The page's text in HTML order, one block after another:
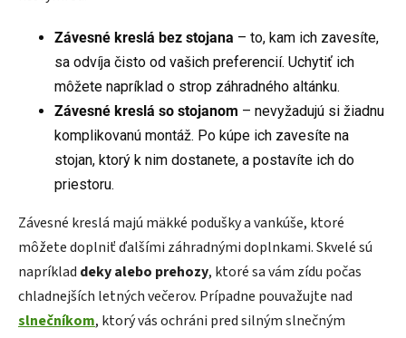
Závesné kreslá bez stojana – to, kam ich zavesíte,
sa odvíja čisto od vašich preferencií. Uchytiť ich
môžete napríklad o strop záhradného altánku.
Závesné kreslá so stojanom – nevyžadujú si žiadnu
komplikovanú montáž. Po kúpe ich zavesíte na
stojan, ktorý k nim dostanete, a postavíte ich do
priestoru.
Závesné kreslá majú mäkké podušky a vankúše, ktoré
môžete doplniť ďalšími záhradnými doplnkami. Skvelé sú
napríklad deky alebo prehozy, ktoré sa vám zídu počas
chladnejších letných večerov. Prípadne pouvažujte nad
slnečníkom, ktorý vás ochráni pred silným slnečným